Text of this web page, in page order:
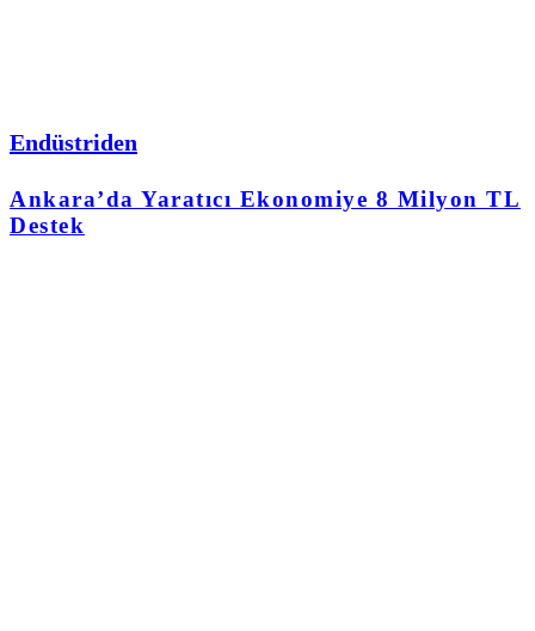
Endüstriden
Ankara’da Yaratıcı Ekonomiye 8 Milyon TL
Destek